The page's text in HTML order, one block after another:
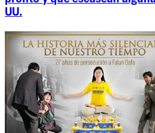
UU.